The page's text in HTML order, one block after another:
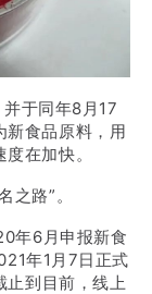
路北露园1号
），并在
公开征求意
求意见稿）
于同年8月17
新食品原料，用
在加快。
之路”。
年6月申报新食
年1月7日正式
止到目前，线上